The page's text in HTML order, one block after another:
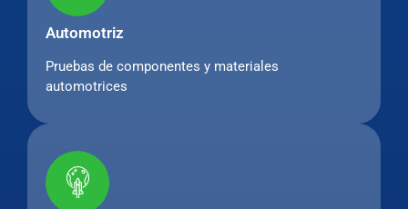
Automotriz
Pruebas de componentes y materiales
automotrices